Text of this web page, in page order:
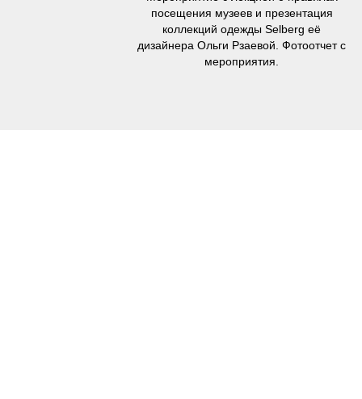
посещения музеев и презентация
коллекций одежды Selberg её
дизайнера Ольги Рзаевой. Фотоотчет с
мероприятия.